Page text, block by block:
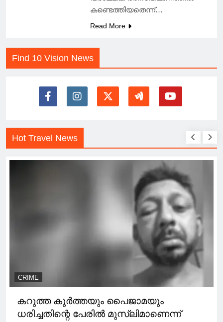
കണ്ടെത്തിയതെന്ന്…
Read More
Find 10 Vision News
Hot Travel News
CRIME
കറുത്ത കുർത്തയും പൈജാമയും
ധരിച്ചതിന്റെ പേരിൽ മുസ്‌ലിമാണെന്ന്